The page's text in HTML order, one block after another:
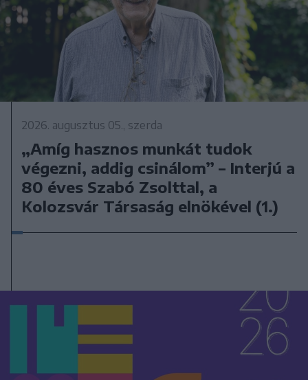
2026. augusztus 05., szerda
„Amíg hasznos munkát tudok
végezni, addig csinálom” – Interjú a
80 éves Szabó Zsolttal, a
Kolozsvár Társaság elnökével (1.)